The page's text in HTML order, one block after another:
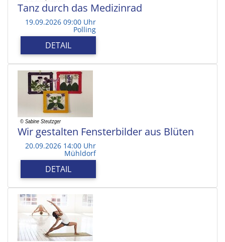
Tanz durch das Medizinrad
19.09.2026 09:00 Uhr
Polling
DETAIL
Wir gestalten Fensterbilder aus Blüten
20.09.2026 14:00 Uhr
Mühldorf
DETAIL